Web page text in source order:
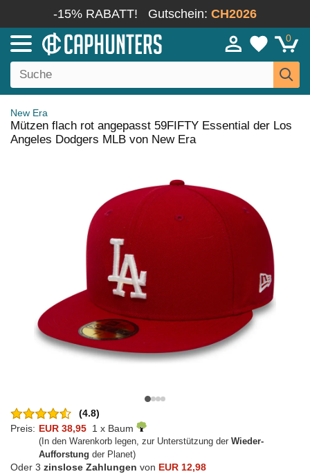
-15% RABATT! Gutschein: CH2026
0
New Era
Mützen flach rot angepasst 59FIFTY Essential der Los
Angeles Dodgers MLB von New Era
(4.8)
Preis: EUR 38,95 1 x Baum
(In den Warenkorb legen, zur Unterstützung der Wieder-
Aufforstung der Planet)
Oder 3 zinslose Zahlungen von EUR 12,98